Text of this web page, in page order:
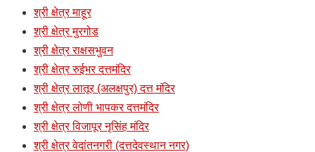
श्री क्षेत्र माहूर
श्री क्षेत्र मुरगोड
श्री क्षेत्र राक्षसभुवन
श्री क्षेत्र रुईभर दत्तमंदिर
श्री क्षेत्र लातूर (अलक्षपुर) दत्त मंदिर
श्री क्षेत्र लोणी भापकर दत्तमंदिर
श्री क्षेत्र विजापूर नृसिंह मंदिर
श्री क्षेत्र वेदांतनगरी (दत्तदेवस्थान नगर)